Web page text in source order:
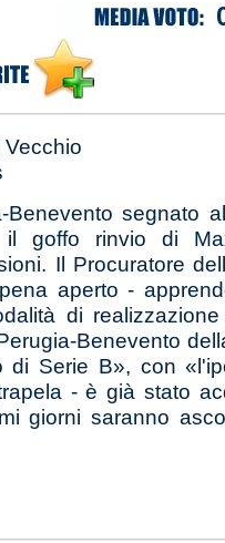
segnato
il goffo rinvio di
Il Procuratore
aperto -
di
Benevento
di Serie B», con
- è già stato
giorni saranno